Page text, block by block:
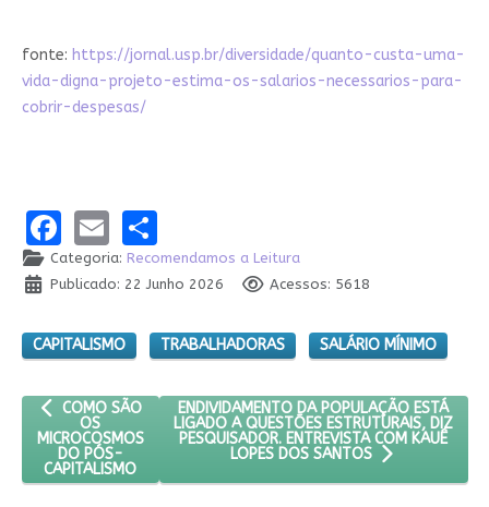
fonte: https://jornal.usp.br/diversidade/quanto-custa-uma-
vida-digna-projeto-estima-os-salarios-necessarios-para-
cobrir-despesas/
Facebook
EmailShare
Categoria: Recomendamos a Leitura
Publicado: 22 Junho 2026
Acessos: 5618
CAPITALISMO TRABALHADORAS SALÁRIO MÍNIMO
ARTIGO ANTERIOR: COMO SÃO OS MICROCOSMOS DO PÓS-
COMO SÃO
OS
MICROCOSMOS
DO PÓS-
CAPITALISMO
PRÓXIMO ARTIGO: ENDIVIDAMENTO DA
ENDIVIDAMENTO DA POPULAÇÃO ESTÁ
LIGADO A QUESTÕES ESTRUTURAIS, DIZ
PESQUISADOR. ENTREVISTA COM KAUÊ
LOPES DOS SANTOS